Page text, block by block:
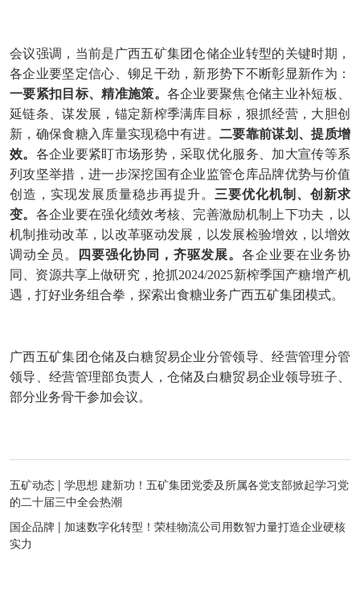
会议强调，当前是广西五矿集团仓储企业转型的关键时期，
各企业要坚定信心、铆足干劲，新形势下不断彰显新作为：
一要紧扣目标、精准施策。 各企业要聚焦仓储主业补短板、
延链条、谋发展，锚定新榨季满库目标，狠抓经营，大胆创
新，确保食糖入库量实现稳中有进。二要靠前谋划、提质增
效。 各企业要紧盯市场形势，采取优化服务、加大宣传等系
列攻坚举措，进一步深挖国有企业监管仓库品牌优势与价值
创造，实现发展质量稳步再提升。 三要优化机制、创新求
变。 各企业要在强化绩效考核、完善激励机制上下功夫，以
机制推动改革，以改革驱动发展，以发展检验增效，以增效
调动全员。
四要强化协同，齐驱发展。 各企业要在业务协
同、资源共享上做研究，抢抓2024/2025新榨季国产糖增产机
遇，打好业务组合拳，探索出食糖业务广西五矿集团模式。
广西五矿集团仓储及白糖贸易企业分管领导、经营管理分管
领导、经营管理部负责人，仓储及白糖贸易企业领导班子、
部分业务骨干参加会议。
五矿动态 | 学思想 建新功！五矿集团党委及所属各党支部掀起学习党
的二十届三中全会热潮
国企品牌 | 加速数字化转型！荣桂物流公司用数智力量打造企业硬核
实力